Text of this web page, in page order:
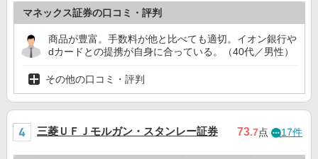
マネックス証券の口コミ・評判
商品が豊富。手数料が他と比べても適切。イオン銀行や
dカードとの提携が自身に合っている。（40代／男性）
その他の口コミ・評判
三菱ＵＦＪモルガン・スタンレー証券 73.7点 17件